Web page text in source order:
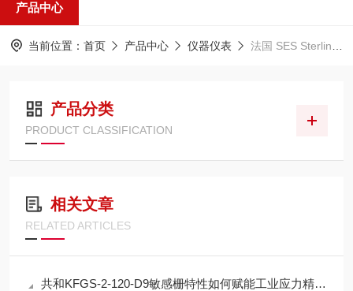
产品中心
当前位置： 首页 产品中心 仪器仪表 法国 SES Sterling斯特林
产品分类
PRODUCT CLASSIFICATION
相关文章
RELATED ARTICLES
共和KFGS-2-120-D9敏感栅特性如何赋能工业应力精准检测？